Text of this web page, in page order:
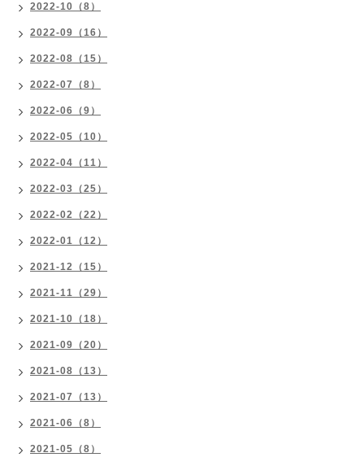
2022-10（8）
2022-09（16）
2022-08（15）
2022-07（8）
2022-06（9）
2022-05（10）
2022-04（11）
2022-03（25）
2022-02（22）
2022-01（12）
2021-12（15）
2021-11（29）
2021-10（18）
2021-09（20）
2021-08（13）
2021-07（13）
2021-06（8）
2021-05（8）